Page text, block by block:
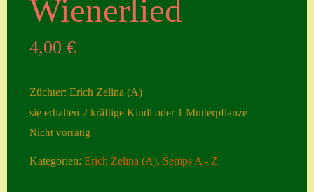
ngen
Neuheiten
Wienerlied
4,00€
Züchter: Erich Zelina (A)
sie erhalten 2 kräftige Kindl oder 1 Mutterpflanze
Nicht vorrätig
Kategorien:Erich Zelina (A), Semps A - Z